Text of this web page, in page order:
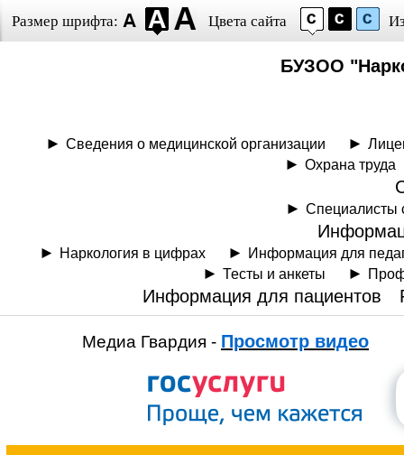
Размер шрифта: Цвета сайта
БУЗОО
Сведения о медицинской организации
Охрана труда
Специалисты
Наркология в цифрах
Информация для
Тесты и анкеты
Информация для пациентов
Медиа Гвардия - Просмотр видео